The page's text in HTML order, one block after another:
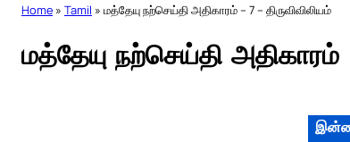
Home » Tamil » மத்தேயு நற்செய்தி அதிகாரம் – 7 – திருவிவிலியம்
மத்தேயு நற்செய்தி அதிகாரம்